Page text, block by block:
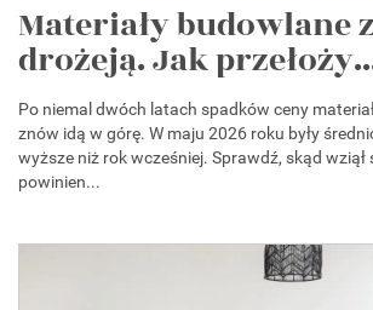
Materiały budowlane
drożeją. Jak
Po niemal dwóch latach spadków ceny
znów idą w górę. W maju 2026 roku były
wyższe niż rok wcześniej. Sprawdź, skąd wziął
powinien...